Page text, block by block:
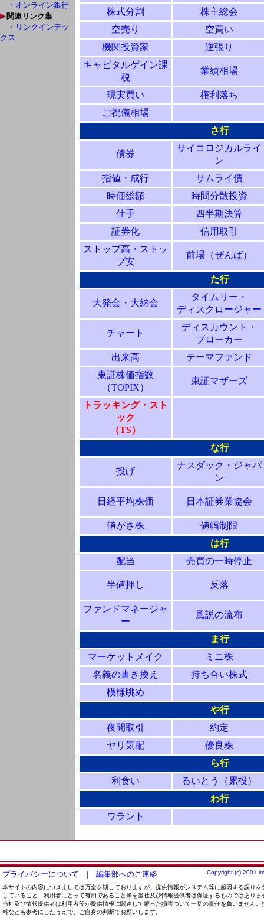
・オンライン銀行
関連リンク集
・リンクインデッ
クス
株式分割
株主総会
空売り
空買い
機関投資家
逆張り
キャピタルゲイン課
税
業績相場
現実買い
権利落ち
ご祝儀相場
さ行
債券
サイコロジカルライ
ン
指値・成行
サムライ債
時価総額
時間分散投資
仕手
四半期決算
証券化
信用取引
ストップ高・ストッ
プ安
前場（ぜんば）
た行
大発会・大納会
タイムリー・
ディスクロージャー
チャート
ディスカウント・
ブローカー
出来高
テーマファンド
東証株価指数
（TOPIX）
東証マザーズ
トラッキング・スト
ック
（TS）
な行
投げ
ナスダック・ジャパ
ン
日経平均株価 日本証券業協会
値がさ株
値幅制限
は行
配当
売買の一時停止
半値押し 反落
ファンドマネージャ
ー
風説の流布
ま行
マーケットメイク
ミニ株
名義の書き換え
持ち合い株式
模様眺め
や行
夜間取引
約定
ヤリ気配
優良株
ら行
利食い
るいとう（累投）
わ行
ワラント
プライバシーについて | 編集部へのご連絡 Copyright (c) 2001
本サイトの内容につきましては万全を期しておりますが、提供情報がシステム等に起因する誤り
していること、利用者にとって有用であること等を当社及び情報提供者は保証するものではありま
当社及び情報提供者は利用者等が提供情報に関連して蒙った損害ついて一切の責任を負いません
料なども参考にしたうえで、ご自身の判断でお願いします。